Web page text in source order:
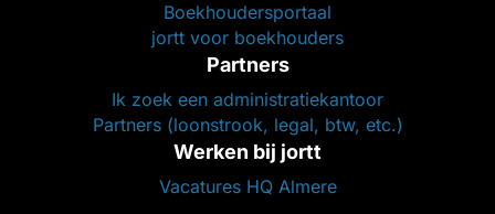
Boekhoudersportaal
jortt voor boekhouders
Partners
Ik zoek een administratiekantoor
Partners (loonstrook, legal, btw, etc.)
Werken bij jortt
Vacatures HQ Almere